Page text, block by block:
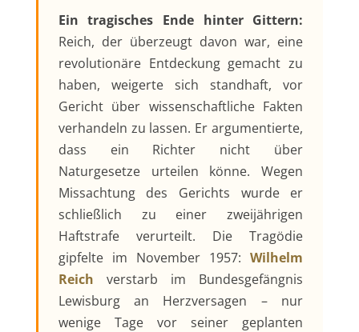
Ein tragisches Ende hinter Gittern:
Reich, der überzeugt davon war, eine
revolutionäre Entdeckung gemacht zu
haben, weigerte sich standhaft, vor
Gericht über wissenschaftliche Fakten
verhandeln zu lassen. Er argumentierte,
dass ein Richter nicht über
Naturgesetze urteilen könne. Wegen
Missachtung des Gerichts wurde er
schließlich zu einer zweijährigen
Haftstrafe verurteilt. Die Tragödie
gipfelte im November 1957:Wilhelm
Reich verstarb im Bundesgefängnis
Lewisburg an Herzversagen – nur
wenige Tage vor seiner geplanten